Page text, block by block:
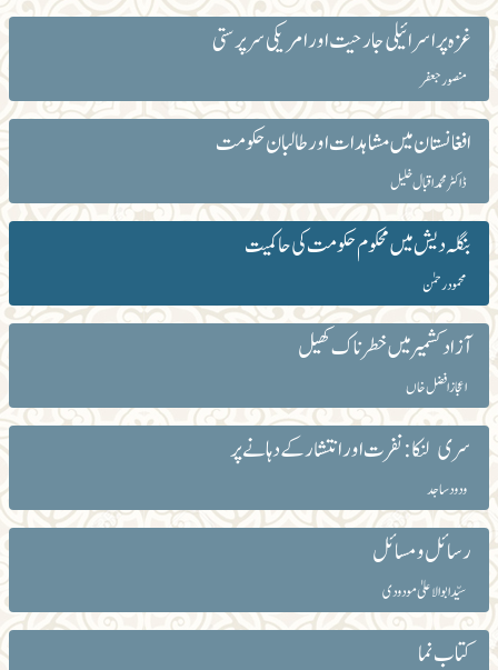
غزہ پر اسرائیلی جارحیت اور امریکی سرپرستی
منصور جعفر‎
افغانستان میں مشاہدات اور طالبان حکومت
ڈاکٹر محمد اقبال خلیل
بنگلہ دیش میں محکوم حکومت کی حاکمیت
محمود رحمٰن
آزاد کشمیر میں خطرناک کھیل
اعجاز افضل خاں
سری لنکا: نفرت اور انتشار کے دہانے پر
ودود ساجد
رسائل و مسائل
سیّد ابوالاعلیٰ مودودی
کتاب نما